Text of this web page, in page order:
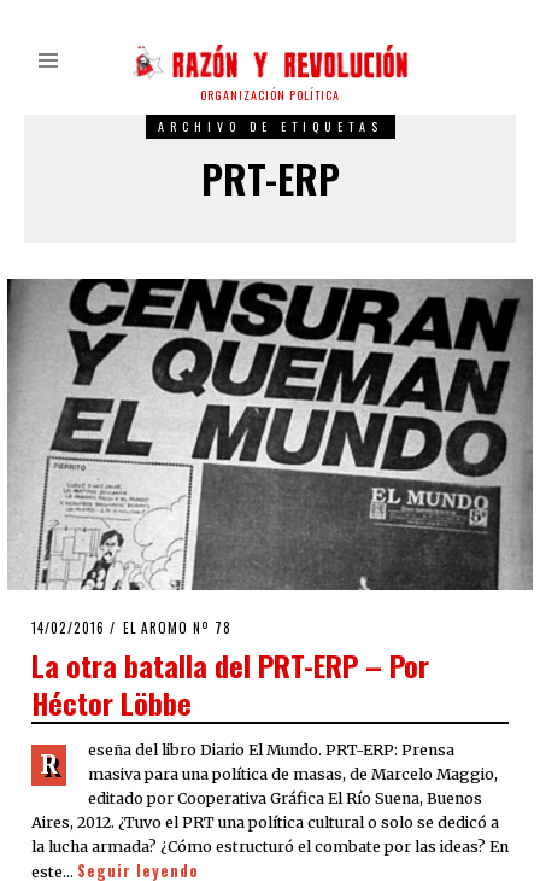
ORGANIZACIÓN POLÍTICA
ARCHIVO DE ETIQUETAS
PRT-ERP
POSTED
14/02/2016 EL AROMO Nº 78
La otra batalla del PRT-ERP – Por
Héctor Löbbe
R
eseña del libro Diario El Mundo. PRT-ERP: Prensa
masiva para una política de masas, de Marcelo Maggio,
editado por Cooperativa Gráfica El Río Suena, Buenos
Aires, 2012. ¿Tuvo el PRT una política cultural o solo se dedicó a
la lucha armada? ¿Cómo estructuró el combate por las ideas? En
este… Seguir leyendo